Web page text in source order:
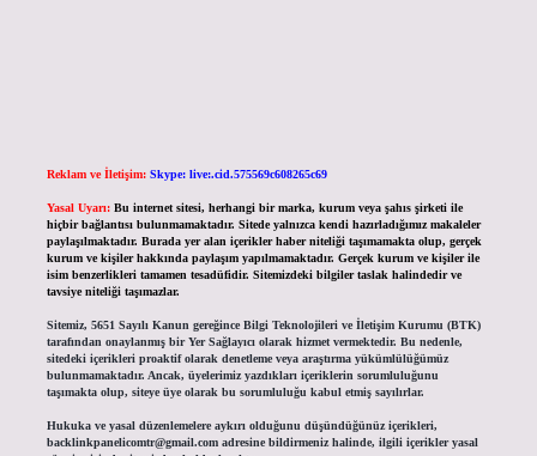
Reklam ve İletişim: Skype: live:.cid.575569c608265c69
Yasal Uyarı: Bu internet sitesi, herhangi bir marka, kurum veya şahıs şirketi ile
hiçbir bağlantısı bulunmamaktadır. Sitede yalnızca kendi hazırladığımız makaleler
paylaşılmaktadır. Burada yer alan içerikler haber niteliği taşımamakta olup, gerçek
kurum ve kişiler hakkında paylaşım yapılmamaktadır. Gerçek kurum ve kişiler ile
isim benzerlikleri tamamen tesadüfidir. Sitemizdeki bilgiler taslak halindedir ve
tavsiye niteliği taşımazlar.
Sitemiz, 5651 Sayılı Kanun gereğince Bilgi Teknolojileri ve İletişim Kurumu (BTK)
tarafından onaylanmış bir Yer Sağlayıcı olarak hizmet vermektedir. Bu nedenle,
sitedeki içerikleri proaktif olarak denetleme veya araştırma yükümlülüğümüz
bulunmamaktadır. Ancak, üyelerimiz yazdıkları içeriklerin sorumluluğunu
taşımakta olup, siteye üye olarak bu sorumluluğu kabul etmiş sayılırlar.
Hukuka ve yasal düzenlemelere aykırı olduğunu düşündüğünüz içerikleri,
backlinkpanelicomtr@gmail.comadresine bildirmeniz halinde, ilgili içerikler yasal